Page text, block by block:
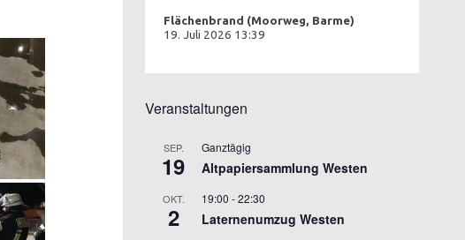
Flächenbrand (Moorweg, Barme)
19. Juli 2026 13:39
Veranstaltungen
SEP.
19
Ganztägig
Altpapiersammlung Westen
OKT.
2
19:00 -22:30
Laternenumzug Westen